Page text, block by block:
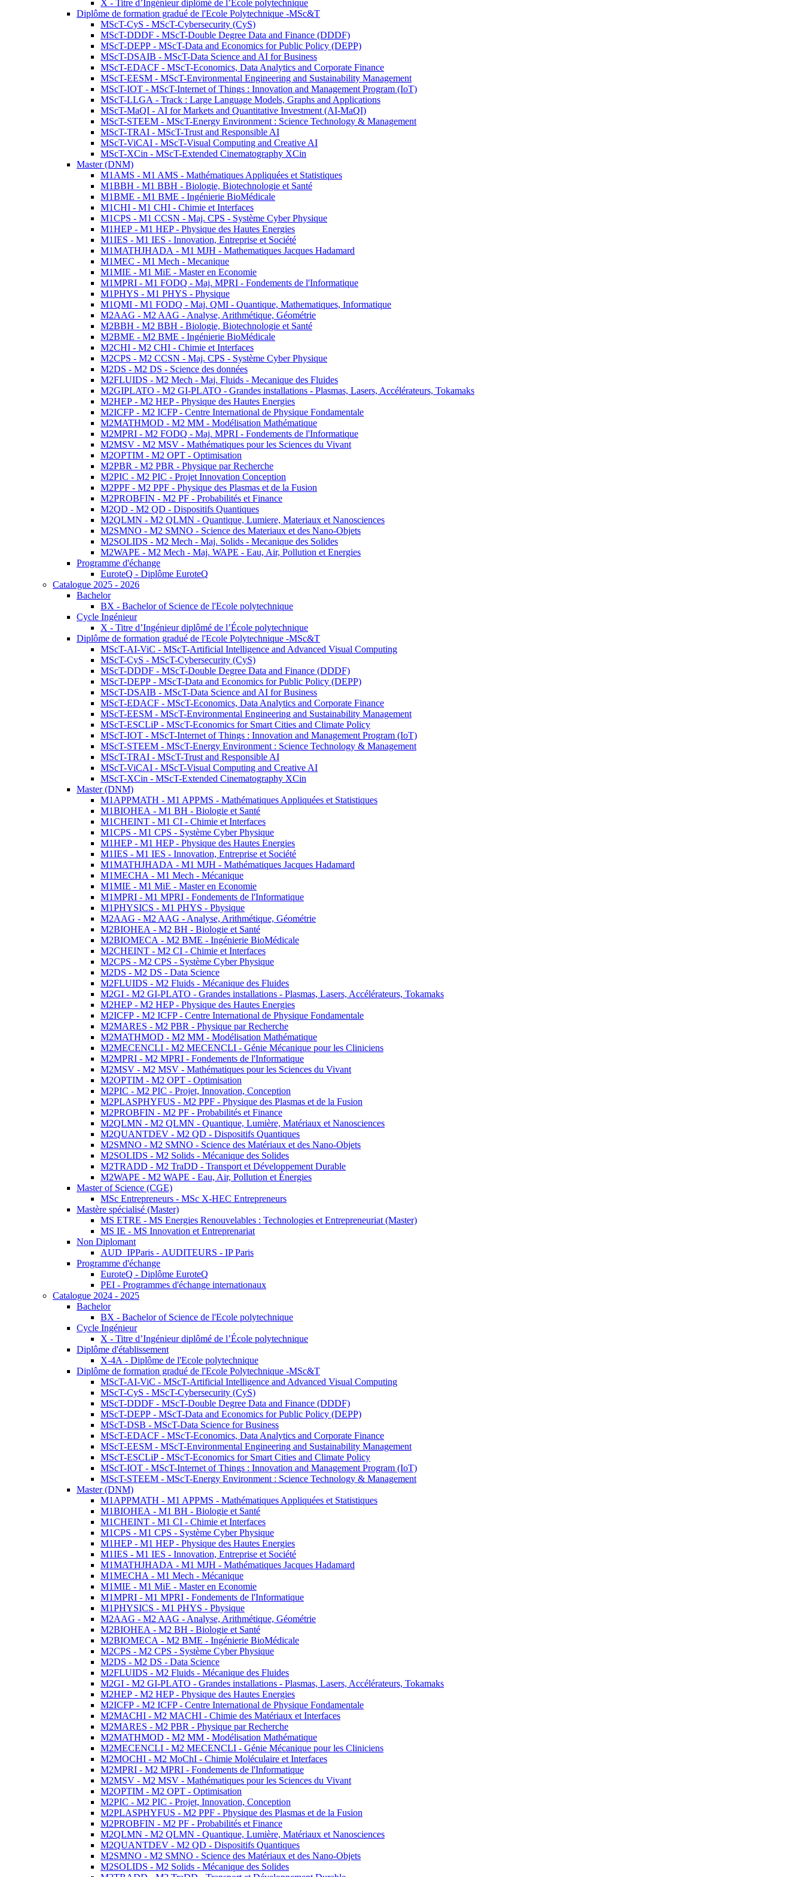
X - Titre d’Ingénieur diplômé de l’École polytechnique
Diplôme de formation gradué de l'Ecole Polytechnique -MSc&T
MScT-CyS - MScT-Cybersecurity (CyS)
MScT-DDDF - MScT-Double Degree Data and Finance (DDDF)
MScT-DEPP - MScT-Data and Economics for Public Policy (DEPP)
MScT-DSAIB - MScT-Data Science and AI for Business
MScT-EDACF - MScT-Economics, Data Analytics and Corporate Finance
MScT-EESM - MScT-Environmental Engineering and Sustainability Management
MScT-IOT - MScT-Internet of Things : Innovation and Management Program (IoT)
MScT-LLGA - Track : Large Language Models, Graphs and Applications
MScT-MaQI - AI for Markets and Quantitative Investment (AI-MaQI)
MScT-STEEM - MScT-Energy Environment : Science Technology & Management
MScT-TRAI - MScT-Trust and Responsible AI
MScT-ViCAI - MScT-Visual Computing and Creative AI
MScT-XCin - MScT-Extended Cinematography XCin
Master (DNM)
M1AMS - M1 AMS - Mathématiques Appliquées et Statistiques
M1BBH - M1 BBH - Biologie, Biotechnologie et Santé
M1BME - M1 BME - Ingénierie BioMédicale
M1CHI - M1 CHI - Chimie et Interfaces
M1CPS - M1 CCSN - Maj. CPS - Système Cyber Physique
M1HEP - M1 HEP - Physique des Hautes Energies
M1IES - M1 IES - Innovation, Entreprise et Société
M1MATHJHADA - M1 MJH - Mathematiques Jacques Hadamard
M1MEC - M1 Mech - Mecanique
M1MIE - M1 MiE - Master en Economie
M1MPRI - M1 FODQ - Maj. MPRI - Fondements de l'Informatique
M1PHYS - M1 PHYS - Physique
M1QMI - M1 FODQ - Maj. QMI - Quantique, Mathematiques, Informatique
M2AAG - M2 AAG - Analyse, Arithmétique, Géométrie
M2BBH - M2 BBH - Biologie, Biotechnologie et Santé
M2BME - M2 BME - Ingénierie BioMédicale
M2CHI - M2 CHI - Chimie et Interfaces
M2CPS - M2 CCSN - Maj. CPS - Système Cyber Physique
M2DS - M2 DS - Science des données
M2FLUIDS - M2 Mech - Maj. Fluids - Mecanique des Fluides
M2GIPLATO - M2 GI-PLATO - Grandes installations - Plasmas, Lasers, Accélérateurs, Tokamaks
M2HEP - M2 HEP - Physique des Hautes Energies
M2ICFP - M2 ICFP - Centre International de Physique Fondamentale
M2MATHMOD - M2 MM - Modélisation Mathématique
M2MPRI - M2 FODQ - Maj. MPRI - Fondements de l'Informatique
M2MSV - M2 MSV - Mathématiques pour les Sciences du Vivant
M2OPTIM - M2 OPT - Optimisation
M2PBR - M2 PBR - Physique par Recherche
M2PIC - M2 PIC - Projet Innovation Conception
M2PPF - M2 PPF - Physique des Plasmas et de la Fusion
M2PROBFIN - M2 PF - Probabilités et Finance
M2QD - M2 QD - Dispositifs Quantiques
M2QLMN - M2 QLMN - Quantique, Lumiere, Materiaux et Nanosciences
M2SMNO - M2 SMNO - Science des Materiaux et des Nano-Objets
M2SOLIDS - M2 Mech - Maj. Solids - Mecanique des Solides
M2WAPE - M2 Mech - Maj. WAPE - Eau, Air, Pollution et Energies
Programme d'échange
EuroteQ - Diplôme EuroteQ
Catalogue 2025 - 2026
Bachelor
BX - Bachelor of Science de l'Ecole polytechnique
Cycle Ingénieur
X - Titre d’Ingénieur diplômé de l’École polytechnique
Diplôme de formation gradué de l'Ecole Polytechnique -MSc&T
MScT-AI-ViC - MScT-Artificial Intelligence and Advanced Visual Computing
MScT-CyS - MScT-Cybersecurity (CyS)
MScT-DDDF - MScT-Double Degree Data and Finance (DDDF)
MScT-DEPP - MScT-Data and Economics for Public Policy (DEPP)
MScT-DSAIB - MScT-Data Science and AI for Business
MScT-EDACF - MScT-Economics, Data Analytics and Corporate Finance
MScT-EESM - MScT-Environmental Engineering and Sustainability Management
MScT-ESCLiP - MScT-Economics for Smart Cities and Climate Policy
MScT-IOT - MScT-Internet of Things : Innovation and Management Program (IoT)
MScT-STEEM - MScT-Energy Environment : Science Technology & Management
MScT-TRAI - MScT-Trust and Responsible AI
MScT-ViCAI - MScT-Visual Computing and Creative AI
MScT-XCin - MScT-Extended Cinematography XCin
Master (DNM)
M1APPMATH - M1 APPMS - Mathématiques Appliquées et Statistiques
M1BIOHEA - M1 BH - Biologie et Santé
M1CHEINT - M1 CI - Chimie et Interfaces
M1CPS - M1 CPS - Système Cyber Physique
M1HEP - M1 HEP - Physique des Hautes Energies
M1IES - M1 IES - Innovation, Entreprise et Société
M1MATHJHADA - M1 MJH - Mathématiques Jacques Hadamard
M1MECHA - M1 Mech - Mécanique
M1MIE - M1 MiE - Master en Economie
M1MPRI - M1 MPRI - Fondements de l'Informatique
M1PHYSICS - M1 PHYS - Physique
M2AAG - M2 AAG - Analyse, Arithmétique, Géométrie
M2BIOHEA - M2 BH - Biologie et Santé
M2BIOMECA - M2 BME - Ingénierie BioMédicale
M2CHEINT - M2 CI - Chimie et Interfaces
M2CPS - M2 CPS - Système Cyber Physique
M2DS - M2 DS - Data Science
M2FLUIDS - M2 Fluids - Mécanique des Fluides
M2GI - M2 GI-PLATO - Grandes installations - Plasmas, Lasers, Accélérateurs, Tokamaks
M2HEP - M2 HEP - Physique des Hautes Energies
M2ICFP - M2 ICFP - Centre International de Physique Fondamentale
M2MARES - M2 PBR - Physique par Recherche
M2MATHMOD - M2 MM - Modélisation Mathématique
M2MECENCLI - M2 MECENCLI - Génie Mécanique pour les Cliniciens
M2MPRI - M2 MPRI - Fondements de l'Informatique
M2MSV - M2 MSV - Mathématiques pour les Sciences du Vivant
M2OPTIM - M2 OPT - Optimisation
M2PIC - M2 PIC - Projet, Innovation, Conception
M2PLASPHYFUS - M2 PPF - Physique des Plasmas et de la Fusion
M2PROBFIN - M2 PF - Probabilités et Finance
M2QLMN - M2 QLMN - Quantique, Lumière, Matériaux et Nanosciences
M2QUANTDEV - M2 QD - Dispositifs Quantiques
M2SMNO - M2 SMNO - Science des Matériaux et des Nano-Objets
M2SOLIDS - M2 Solids - Mécanique des Solides
M2TRADD - M2 TraDD - Transport et Développement Durable
M2WAPE - M2 WAPE - Eau, Air, Pollution et Énergies
Master of Science (CGE)
MSc Entrepreneurs - MSc X-HEC Entrepreneurs
Mastère spécialisé (Master)
MS ETRE - MS Energies Renouvelables : Technologies et Entrepreneuriat (Master)
MS IE - MS Innovation et Entreprenariat
Non Diplomant
AUD_IPParis - AUDITEURS - IP Paris
Programme d'échange
EuroteQ - Diplôme EuroteQ
PEI - Programmes d'échange internationaux
Catalogue 2024 - 2025
Bachelor
BX - Bachelor of Science de l'Ecole polytechnique
Cycle Ingénieur
X - Titre d’Ingénieur diplômé de l’École polytechnique
Diplôme d'établissement
X-4A - Diplôme de l'Ecole polytechnique
Diplôme de formation gradué de l'Ecole Polytechnique -MSc&T
MScT-AI-ViC - MScT-Artificial Intelligence and Advanced Visual Computing
MScT-CyS - MScT-Cybersecurity (CyS)
MScT-DDDF - MScT-Double Degree Data and Finance (DDDF)
MScT-DEPP - MScT-Data and Economics for Public Policy (DEPP)
MScT-DSB - MScT-Data Science for Business
MScT-EDACF - MScT-Economics, Data Analytics and Corporate Finance
MScT-EESM - MScT-Environmental Engineering and Sustainability Management
MScT-ESCLiP - MScT-Economics for Smart Cities and Climate Policy
MScT-IOT - MScT-Internet of Things : Innovation and Management Program (IoT)
MScT-STEEM - MScT-Energy Environment : Science Technology & Management
Master (DNM)
M1APPMATH - M1 APPMS - Mathématiques Appliquées et Statistiques
M1BIOHEA - M1 BH - Biologie et Santé
M1CHEINT - M1 CI - Chimie et Interfaces
M1CPS - M1 CPS - Système Cyber Physique
M1HEP - M1 HEP - Physique des Hautes Energies
M1IES - M1 IES - Innovation, Entreprise et Société
M1MATHJHADA - M1 MJH - Mathématiques Jacques Hadamard
M1MECHA - M1 Mech - Mécanique
M1MIE - M1 MiE - Master en Economie
M1MPRI - M1 MPRI - Fondements de l'Informatique
M1PHYSICS - M1 PHYS - Physique
M2AAG - M2 AAG - Analyse, Arithmétique, Géométrie
M2BIOHEA - M2 BH - Biologie et Santé
M2BIOMECA - M2 BME - Ingénierie BioMédicale
M2CPS - M2 CPS - Système Cyber Physique
M2DS - M2 DS - Data Science
M2FLUIDS - M2 Fluids - Mécanique des Fluides
M2GI - M2 GI-PLATO - Grandes installations - Plasmas, Lasers, Accélérateurs, Tokamaks
M2HEP - M2 HEP - Physique des Hautes Energies
M2ICFP - M2 ICFP - Centre International de Physique Fondamentale
M2MACHI - M2 MACHI - Chimie des Matériaux et Interfaces
M2MARES - M2 PBR - Physique par Recherche
M2MATHMOD - M2 MM - Modélisation Mathématique
M2MECENCLI - M2 MECENCLI - Génie Mécanique pour les Cliniciens
M2MOCHI - M2 MoChI - Chimie Moléculaire et Interfaces
M2MPRI - M2 MPRI - Fondements de l'Informatique
M2MSV - M2 MSV - Mathématiques pour les Sciences du Vivant
M2OPTIM - M2 OPT - Optimisation
M2PIC - M2 PIC - Projet, Innovation, Conception
M2PLASPHYFUS - M2 PPF - Physique des Plasmas et de la Fusion
M2PROBFIN - M2 PF - Probabilités et Finance
M2QLMN - M2 QLMN - Quantique, Lumière, Matériaux et Nanosciences
M2QUANTDEV - M2 QD - Dispositifs Quantiques
M2SMNO - M2 SMNO - Science des Matériaux et des Nano-Objets
M2SOLIDS - M2 Solids - Mécanique des Solides